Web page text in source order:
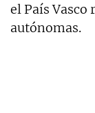
el País Vasco
autónomas.